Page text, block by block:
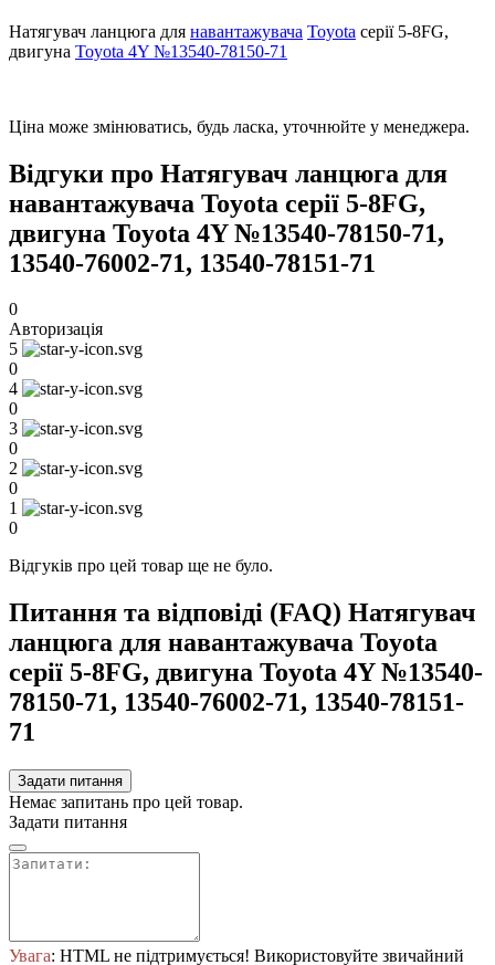
Натягувач ланцюга для навантажувача Toyota серії 5-8FG,
двигуна Toyota 4Y №13540-78150-71
Ціна може змінюватись, будь ласка, уточнюйте у менеджера.
Відгуки про Натягувач ланцюга для
навантажувача Toyota серії 5-8FG,
двигуна Toyota 4Y №13540-78150-71,
13540-76002-71, 13540-78151-71
0
Авторизація
5
0
4
0
3
0
2
0
1
0
Відгуків про цей товар ще не було.
Питання та відповіді (FAQ) Натягувач
ланцюга для навантажувача Toyota
серії 5-8FG, двигуна Toyota 4Y №13540-
78150-71, 13540-76002-71, 13540-78151-
71
Задати питання
Немає запитань про цей товар.
Задати питання
Увага: HTML не підтримується! Використовуйте звичайний